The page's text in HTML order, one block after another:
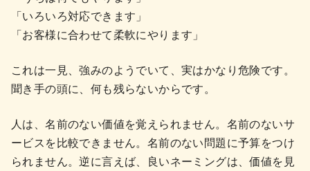
「いろいろ対応できます」
「お客様に合わせて柔軟にやります」
これは一見、強みのようでいて、実はかなり危険です。
聞き手の頭に、何も残らないからです。
人は、名前のない価値を覚えられません。名前のないサ
ービスを比較できません。名前のない問題に予算をつけ
られません。逆に言えば、良いネーミングは、価値を見